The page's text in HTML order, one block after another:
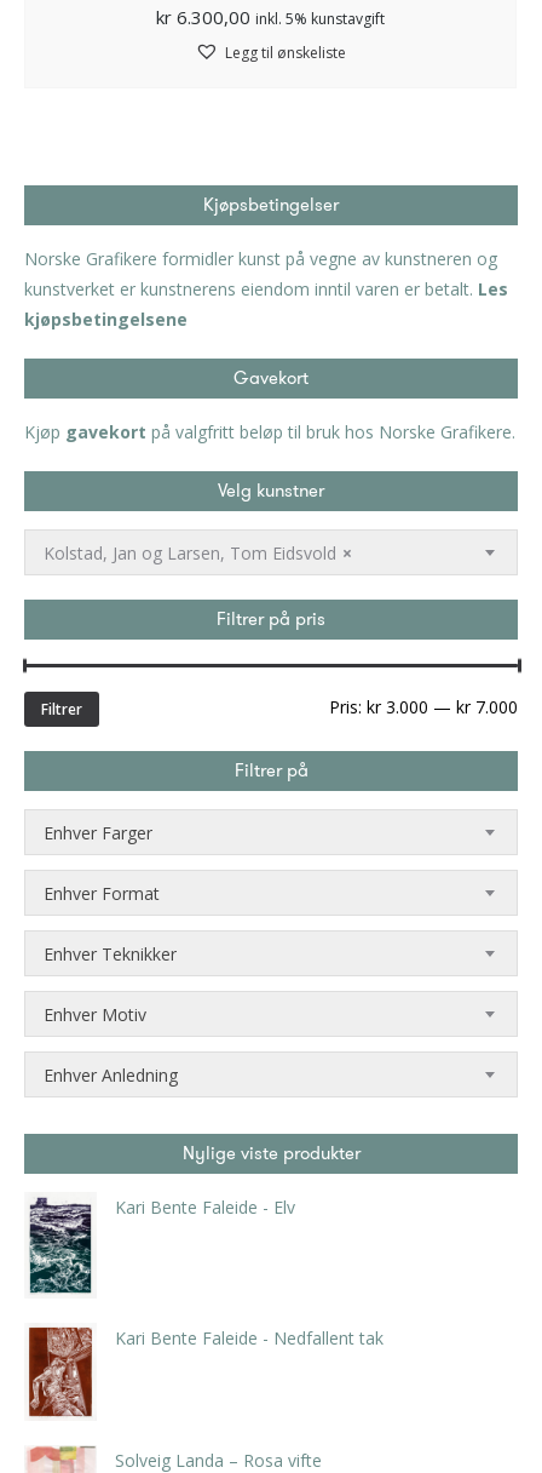
kr 6.300,00 inkl. 5% kunstavgift
Legg til ønskeliste
Kjøpsbetingelser
Norske Grafikere formidler kunst på vegne av kunstneren og
kunstverket er kunstnerens eiendom inntil varen er betalt. Les
kjøpsbetingelsene
Gavekort
Kjøp gavekort på valgfritt beløp til bruk hos Norske Grafikere.
Velg kunstner
×
Kolstad, Jan og Larsen, Tom Eidsvold
Filtrer på pris
Filtrer Pris: kr 3.000 — kr 7.000
Filtrer på
Enhver Farger
Enhver Format
Enhver Teknikker
Enhver Motiv
Enhver Anledning
Nylige viste produkter
Kari Bente Faleide - Elv
Kari Bente Faleide - Nedfallent tak
Solveig Landa – Rosa vifte